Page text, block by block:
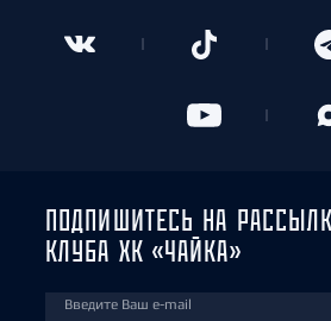
ПОДПИШИТЕСЬ НА
КЛУБА ХК «ЧАЙКА»
Введите Ваш e-mail